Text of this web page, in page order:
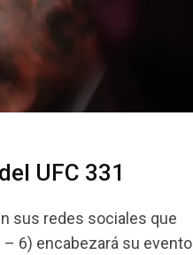
UFC 331
sus redes sociales que
6) encabezará su evento